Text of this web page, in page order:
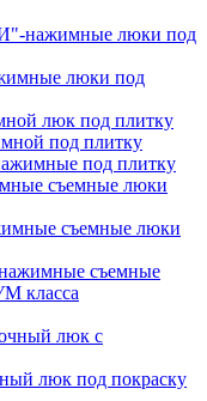
нажимные люки под
люки под
люк под плитку
под плитку
под плитку
съемные люки
съемные люки
съемные
класса
люк с
люк под покраску